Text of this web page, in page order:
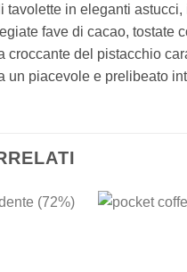
tavolette in eleganti
fave di cacao, tostate
croccante del pistacchio
un piacevole e prelibeato